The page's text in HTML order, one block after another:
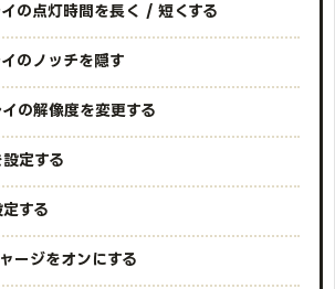
の点灯時間を長く / 短くする
のノッチを隠す
の解像度を変更する
定する
する
ージをオンにする